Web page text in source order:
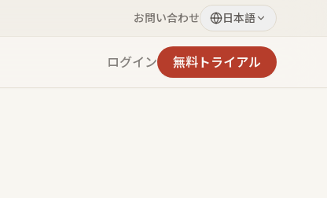
お問い合わせ 日本語
ログイン 無料トライアル